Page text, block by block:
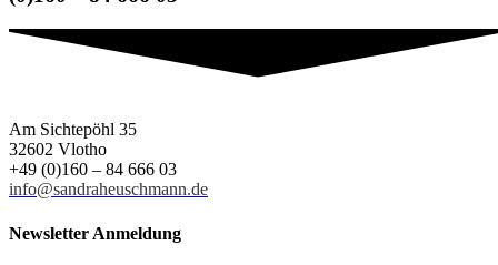
Am Sichtepöhl 35
32602 Vlotho
+49 (0)160 – 84 666 03
info@sandraheuschmann.de
Newsletter Anmeldung